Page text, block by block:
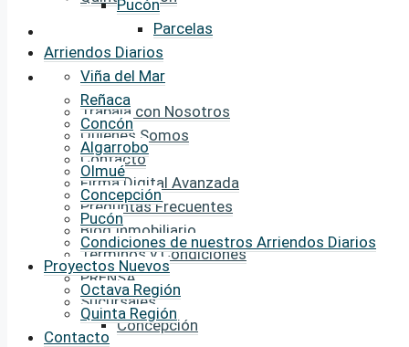
Otros
Trabaja con Nosotros
Quienes Somos
Contacto
Firma Digital Avanzada
Preguntas Frecuentes
Blog Inmobiliario
Terminos y Condiciones
PRENSA
Sucursales
Concepción
Pucón
Parcelas
Arriendos Diarios
Viña del Mar
Reñaca
Concón
Algarrobo
Olmué
Concepción
Pucón
Condiciones de nuestros Arriendos Diarios
Proyectos Nuevos
Octava Región
Quinta Región
Contacto